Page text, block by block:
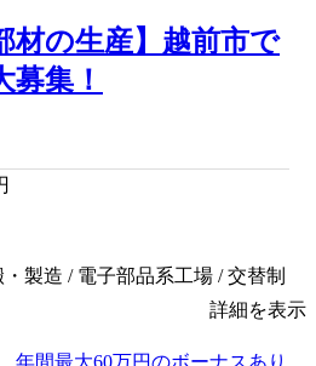
材の生産】越前市で
募集！
製造 / 電子部品系工場 / 交替制
詳細を表示